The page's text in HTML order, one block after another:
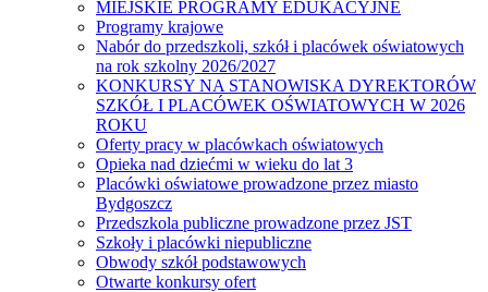
MIEJSKIE PROGRAMY EDUKACYJNE
Programy krajowe
Nabór do przedszkoli, szkół i placówek oświatowych
na rok szkolny 2026/2027
KONKURSY NA STANOWISKA DYREKTORÓW
SZKÓŁ I PLACÓWEK OŚWIATOWYCH W 2026
ROKU
Oferty pracy w placówkach oświatowych
Opieka nad dziećmi w wieku do lat 3
Placówki oświatowe prowadzone przez miasto
Bydgoszcz
Przedszkola publiczne prowadzone przez JST
Szkoły i placówki niepubliczne
Obwody szkół podstawowych
Otwarte konkursy ofert